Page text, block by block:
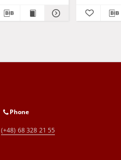
Phone
(+48) 68 328 21 55